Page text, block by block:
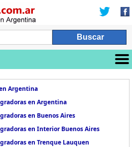
Argentina
en Argentina
en Buenos Aires
en Interior Buenos Aires
en Trenque Lauquen